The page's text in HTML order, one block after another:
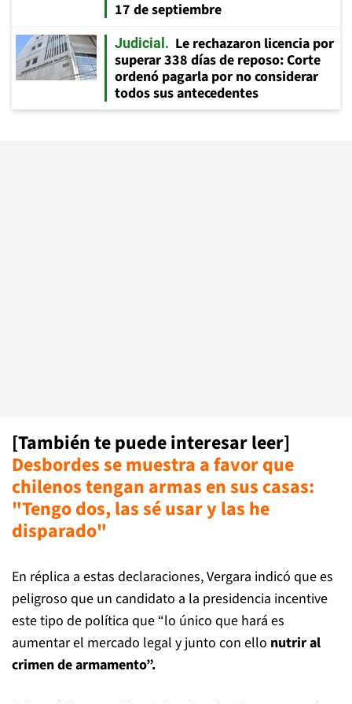
17 de septiembre
Judicial
Le rechazaron licencia por
superar 338 días de reposo: Corte
ordenó pagarla por no considerar
todos sus antecedentes
[También te puede interesar leer]
Desbordes se muestra a favor que
chilenos tengan armas en sus casas:
"Tengo dos, las sé usar y las he
disparado"
En réplica a estas declaraciones, Vergara indicó que es
peligroso que un candidato a la presidencia incentive
este tipo de política que “lo único que hará es
aumentar el mercado legal y junto con ello nutrir al
crimen de armamento”.